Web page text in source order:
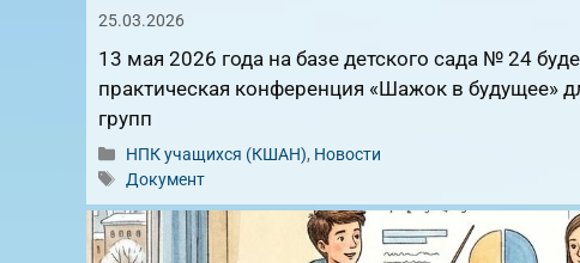
25.03.2026
13 мая 2026 года на базе детского сада № 24
практическая конференция «Шажок в будущее»
групп
Рубрики
НПК учащихся (КШАН), Новости
Метки
Документ